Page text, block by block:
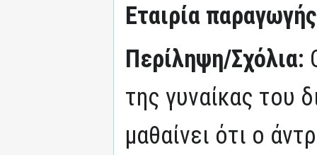
Εταιρία
Περίληψη/Σχόλια:
της γυναίκας του
μαθαίνει ότι ο